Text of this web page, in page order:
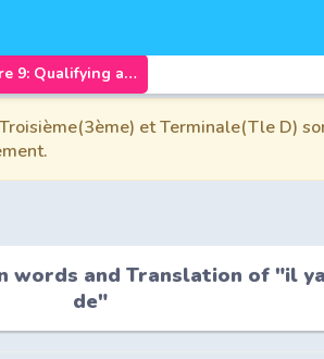
Chapitre 9: Qualifying adjectives,Question words and Translation of "il ya" and "combien de"
et Terminale(Tle D)
words and Translation of "il
de"